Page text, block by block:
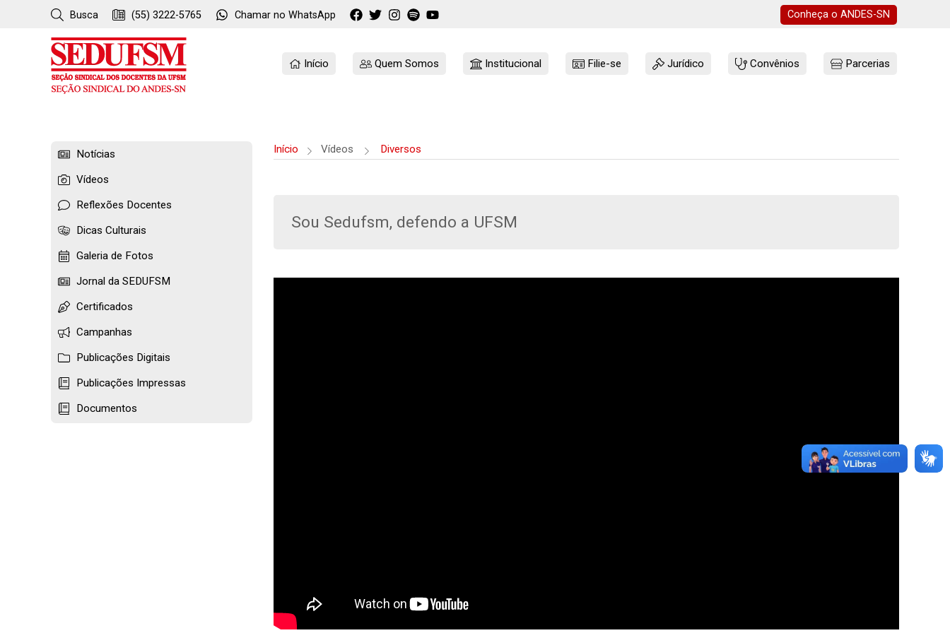
Busca (55) 3222-5765 Chamar no WhatsApp Conheça o ANDES-SN
Início Quem Somos Institucional Filie-se Jurídico Convênios Parcerias
Notícias
Vídeos
Reflexões Docentes
Dicas Culturais
Galeria de Fotos
Jornal da SEDUFSM
Certificados
Campanhas
Publicações Digitais
Publicações Impressas
Documentos
Início Vídeos Diversos
Sou Sedufsm, defendo a UFSM